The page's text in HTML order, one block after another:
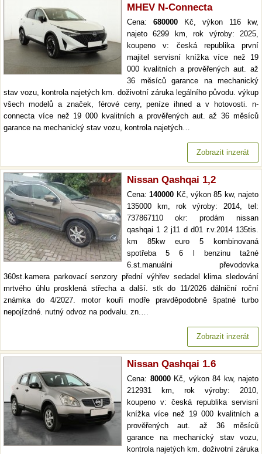
MHEV N-Connecta
Cena: 680000 Kč, výkon 116 kw,
najeto 6299 km, rok výroby: 2025,
koupeno v: česká republika první
majitel servisní knížka více než 19
000 kvalitních a prověřených aut. až
36 měsíců garance na mechanický
stav vozu, kontrola najetých km. doživotní záruka legálního původu. výkup
všech modelů a značek, férové ceny, peníze ihned a v hotovosti. n-
connecta více než 19 000 kvalitních a prověřených aut. až 36 měsíců
garance na mechanický stav vozu, kontrola najetých…
Zobrazit inzerát
Nissan Qashqai 1,2
Cena:140000 Kč, výkon 85 kw, najeto
135000 km, rok výroby: 2014, tel:
737867110 okr: prodám nissan
qashqai 1 2 j11 d d01 r.v.2014 135tis.
km 85kw euro 5 kombinovaná
spotřeba 5 6 l benzinu tažné
6.st.manuálni převodovka
360st.kamera parkovací senzory přední výhřev sedadel klima sledování
mrtvého úhlu prosklená střecha a další. stk do 11/2026 dálniční roční
známka do 4/2027. motor kouří modře pravděpodobně špatné turbo
nepojízdné. nutný odvoz na podvalu. zn.…
Zobrazit inzerát
Nissan Qashqai 1.6
Cena: 80000Kč, výkon 84 kw, najeto
212931 km, rok výroby: 2010,
koupeno v: česká republika servisní
knížka více než 19 000 kvalitních a
prověřených aut. až 36 měsíců
garance na mechanický stav vozu,
kontrola najetých km. doživotní záruka